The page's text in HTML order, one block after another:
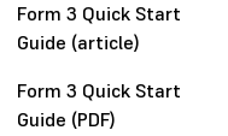
Form 3 Quick Start
Guide (article)
Form 3 Quick Start
Guide (PDF)